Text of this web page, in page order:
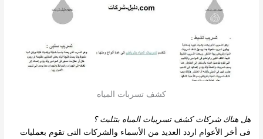
كشف تسربات المياه
هل هناك شركات كشف تسريبات المياه بتثليث؟
فى أخر الأعوام اردد العديد من الأسماء والشركات التى تقوم بعمليات